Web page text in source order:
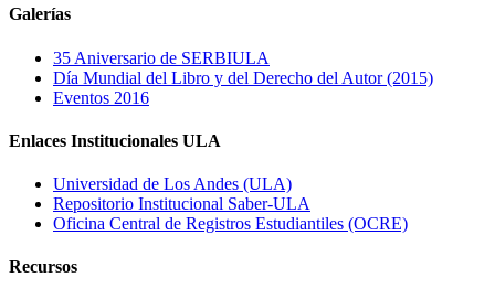
Galerías
35 Aniversario de SERBIULA
Día Mundial del Libro y del Derecho del Autor (2015)
Eventos 2016
Enlaces Institucionales ULA
Universidad de Los Andes (ULA)
Repositorio Institucional Saber-ULA
Oficina Central de Registros Estudiantiles (OCRE)
Recursos